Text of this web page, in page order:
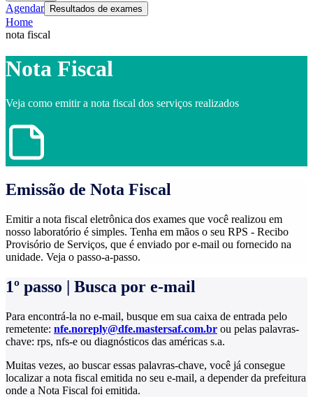
Agendar Resultados de exames
Home
nota fiscal
Nota Fiscal
Veja como emitir a nota fiscal dos serviços realizados
Emissão de Nota Fiscal
Emitir a nota fiscal eletrônica dos exames que você realizou em
nosso laboratório é simples. Tenha em mãos o seu RPS - Recibo
Provisório de Serviços, que é enviado por e-mail ou fornecido na
unidade. Veja o passo-a-passo.
1º passo | Busca por e-mail
Para encontrá-la no e-mail, busque em sua caixa de entrada pelo
remetente: nfe.noreply@dfe.mastersaf.com.br ou pelas palavras-
chave: rps, nfs-e ou diagnósticos das américas s.a.
Muitas vezes, ao buscar essas palavras-chave, você já consegue
localizar a nota fiscal emitida no seu e-mail, a depender da prefeitura
onde a Nota Fiscal foi emitida.